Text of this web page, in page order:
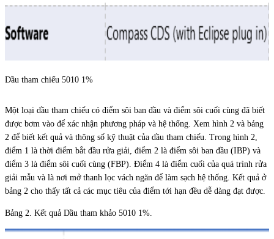
Dầu tham chiếu 5010 1%
Một loại dầu tham chiếu có điểm sôi ban đầu và điểm sôi cuối cùng đã biết
được bơm vào để xác nhận phương pháp và hệ thống. Xem hình 2 và bảng
2 để biết kết quả và thông số kỹ thuật của dầu tham chiếu. Trong hình 2,
điểm 1 là thời điểm bắt đầu rửa giải, điểm 2 là điểm sôi ban đầu (IBP) và
điểm 3 là điểm sôi cuối cùng (FBP). Điểm 4 là điểm cuối của quá trình rửa
giải mẫu và là nơi mở thanh lọc vách ngăn để làm sạch hệ thống. Kết quả ở
bảng 2 cho thấy tất cả các mục tiêu của điểm tới hạn đều dễ dàng đạt được.
Bảng 2. Kết quả Dầu tham khảo 5010 1%.